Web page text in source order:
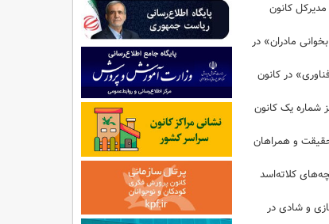
کانون
مادران» در
در کانون
شماره یک کانون
حقیقت و همراهان
کلاته‌اسد
و شادی در